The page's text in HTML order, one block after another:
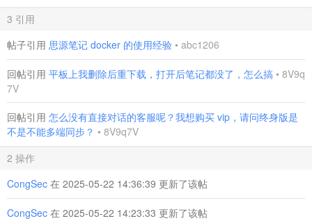
3 引用
帖子引用 思源笔记 docker 的使用经验 • abc1206
回帖引用 平板上我删除后重下载，打开后笔记都没了，怎么搞 • 8V9q
7V
回帖引用 怎么没有直接对话的客服呢？我想购买 vip，请问终身版是
不是不能多端同步？ • 8V9q7V
2 操作
CongSec 在 2025-05-22 14:36:39 更新了该帖
CongSec 在 2025-05-22 14:23:33 更新了该帖